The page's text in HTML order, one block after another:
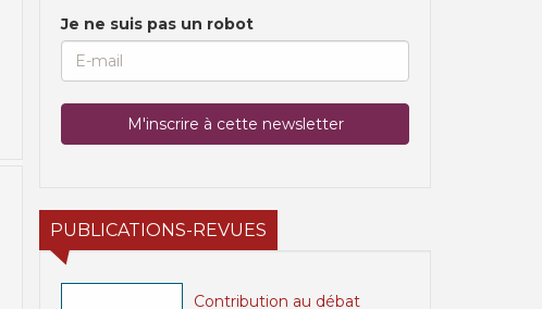
Je ne suis pas un robot
PUBLICATIONS-REVUES
Contribution au débat